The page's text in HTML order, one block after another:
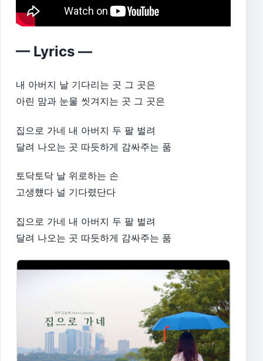
— Lyrics —
내 아버지 날 기다리는 곳 그 곳은
아린 맘과 눈물 씻겨지는 곳 그 곳은
집으로 가네 내 아버지 두 팔 벌려
달려 나오는 곳 따듯하게 감싸주는 품
토닥토닥 날 위로하는 손
고생헀다 널 기다렸단다
집으로 가네 내 아버지 두 팔 벌려
달려 나오는 곳 따듯하게 감싸주는 품